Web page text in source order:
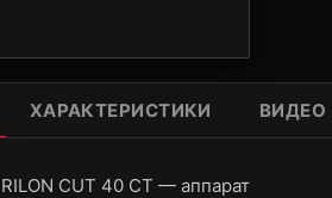
ХАРАКТЕРИСТИКИ ВИДЕО
CUT 40 СT — аппарат